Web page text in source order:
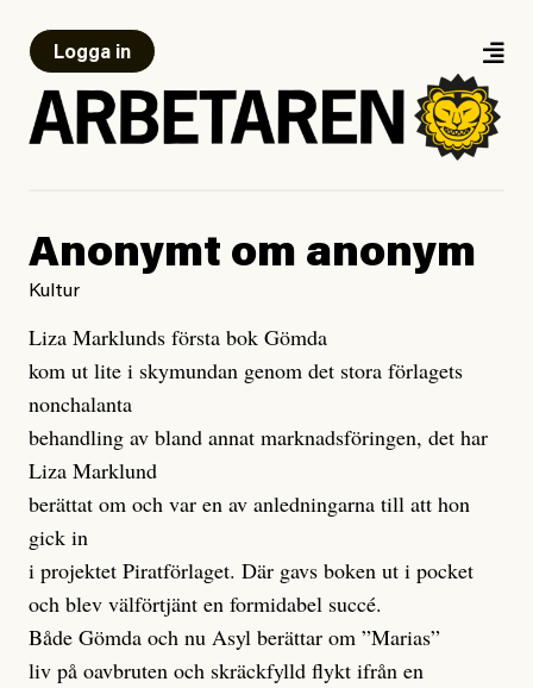
Logga in
Anonymt om anonym
Kultur
Liza Marklunds första bok Gömda
kom ut lite i skymundan genom det stora förlagets
nonchalanta
behandling av bland annat marknadsföringen, det har
Liza Marklund
berättat om och var en av anledningarna till att hon
gick in
i projektet Piratförlaget. Där gavs boken ut i pocket
och blev välförtjänt en formidabel succé.
Både Gömda och nu Asyl berättar om ”Marias”
liv på oavbruten och skräckfylld flykt ifrån en